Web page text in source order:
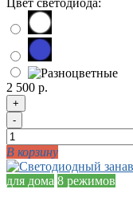
Цвет светодиода:
2 500 р.
+
-
В корзину
для дома 8 режимов